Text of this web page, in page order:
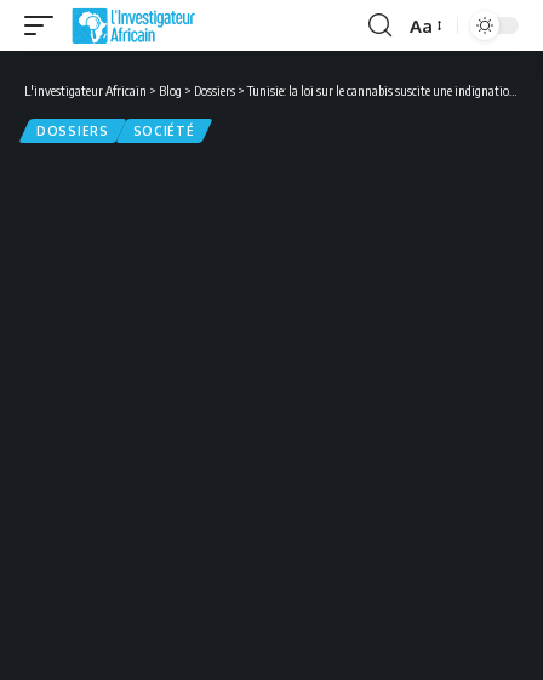
Font
Aa
L'investigateur Africain > Blog > Dossiers >Tunisie: la loi sur le cannabis suscite une indignation générale
DOSSIERS SOCIÉTÉ